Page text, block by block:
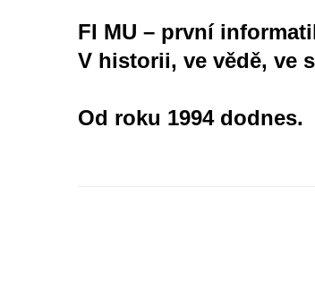
FI MU – první
V historii, ve vědě, ve
Od roku 1994 dodnes.